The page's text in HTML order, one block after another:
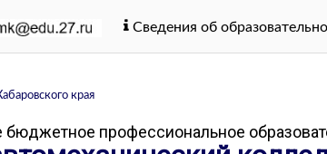
Сведения об
края
бюджетное профессиональное